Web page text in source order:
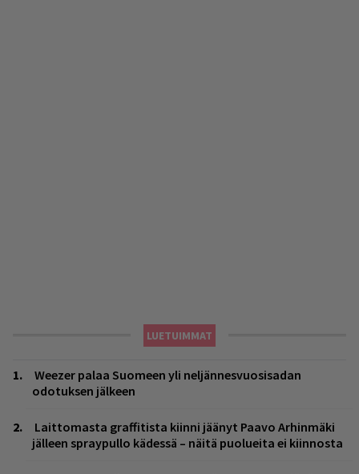
LUETUIMMAT
Weezer palaa Suomeen yli neljännesvuosisadan
odotuksen jälkeen
Laittomasta graffitista kiinni jäänyt Paavo Arhinmäki
jälleen spraypullo kädessä – näitä puolueita ei kiinnosta